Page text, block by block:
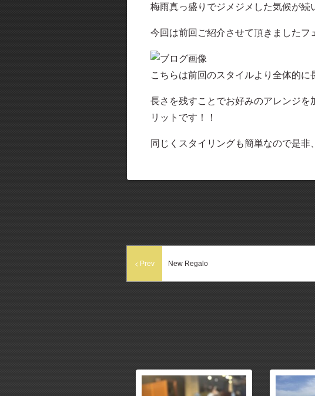
梅雨真っ盛りでジメジメした気候が
今回は前回ご紹介させて頂きましたフ
こちらは前回のスタイルより全体的に
長さを残すことでお好みのアレンジ
リットです！！
同じくスタイリングも簡単なので是
Prev New Regalo